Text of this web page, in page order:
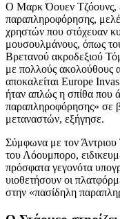
Ο Μαρκ Όουεν Τζόουνς,
παραπληροφόρησης,
χρηστών που στόχευαν
μουσουλμάνους, όπως
Βρετανού ακροδεξιού
με πολλούς ακολούθους
αποκαλείται Europe
ήταν απλώς η σπίθα που
παραπληροφόρησης» σε
μεταναστών, εξήγησε.
Σύμφωνα με τον Άντριου
του Λόουμπορο,
πρόσφατα γεγονότα
υιοθετήσουν οι
στην «πασίδηλη